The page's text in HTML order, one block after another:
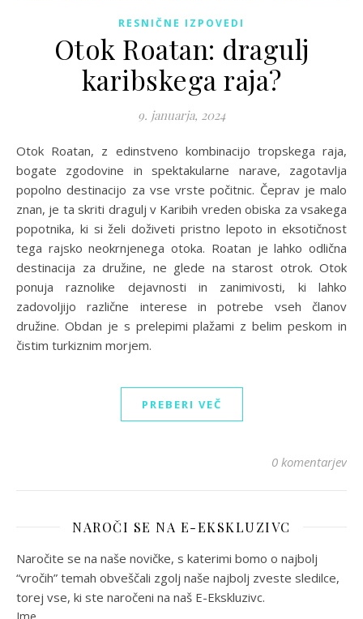
RESNIČNE IZPOVEDI
Otok Roatan: dragulj
karibskega raja?
9. januarja, 2024
Otok Roatan, z edinstveno kombinacijo tropskega raja,
bogate zgodovine in spektakularne narave, zagotavlja
popolno destinacijo za vse vrste počitnic. Čeprav je malo
znan, je ta skriti dragulj v Karibih vreden obiska za vsakega
popotnika, ki si želi doživeti pristno lepoto in eksotičnost
tega rajsko neokrnjenega otoka. Roatan je lahko odlična
destinacija za družine, ne glede na starost otrok. Otok
ponuja raznolike dejavnosti in zanimivosti, ki lahko
zadovoljijo različne interese in potrebe vseh članov
družine. Obdan je s prelepimi plažami z belim peskom in
čistim turkiznim morjem.
PREBERI VEČ
0 komentarjev
NAROČI SE NA E-EKSKLUZIVC
Naročite se na naše novičke, s katerimi bomo o najbolj
“vročih” temah obveščali zgolj naše najbolj zveste sledilce,
torej vse, ki ste naročeni na naš E-Ekskluzivc.